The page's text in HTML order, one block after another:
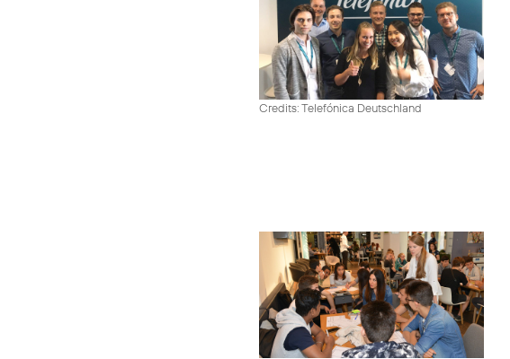
Credits: Telefónica Deutschland